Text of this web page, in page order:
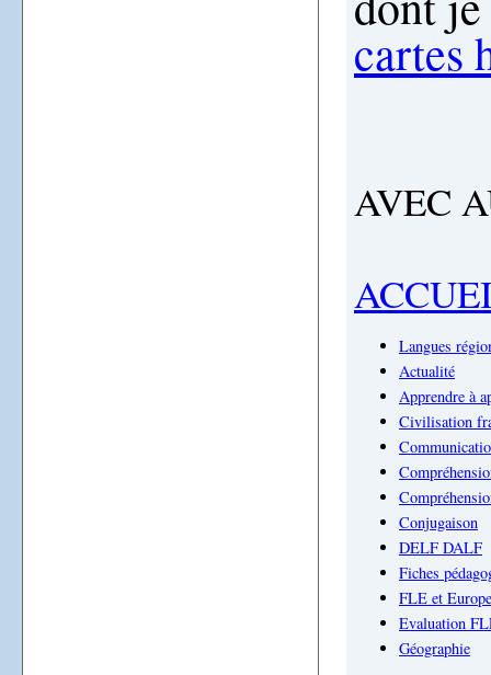
cartes
AVEC
Langues
Actualité
Apprendre à
Civilisation
Conjugaison
DELF DALF
Fiches
FLE et Europe
Evaluation
Géographie